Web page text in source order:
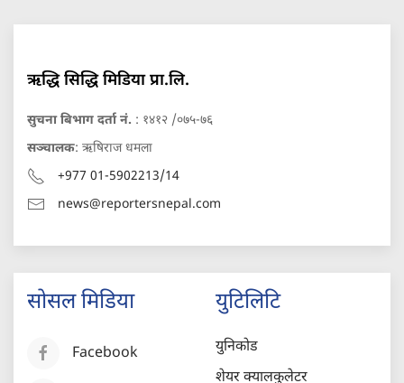
ऋद्धि सिद्धि मिडिया प्रा.लि.
सुचना बिभाग दर्ता नं. : १४१२ /०७५-७६
सञ्चालक: ऋषिराज धमला
+977 01-5902213/14
news@reportersnepal.com
सोसल मिडिया
Facebook
युटिलिटि
युनिकोड
शेयर क्यालकुलेटर